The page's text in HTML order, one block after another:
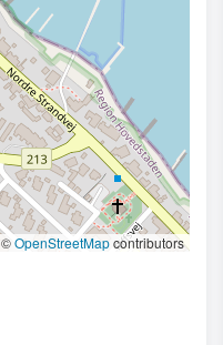
©OpenStreetMapcontributors